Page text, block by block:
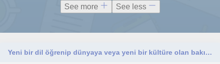
See more
See less
Yeni bir dil öğrenip dünyaya veya yeni bir kültüre olan bakış açınızı değiştirmek ister misiniz?